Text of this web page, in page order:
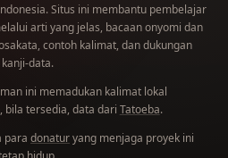
Situs ini membantu pembelajar
arti yang jelas, bacaan onyomi dan
contoh kalimat, dan dukungan
kanji-data.
ini memadukan kalimat lokal
bila tersedia, data dari Tatoeba.
para donaturyang menjaga proyek ini